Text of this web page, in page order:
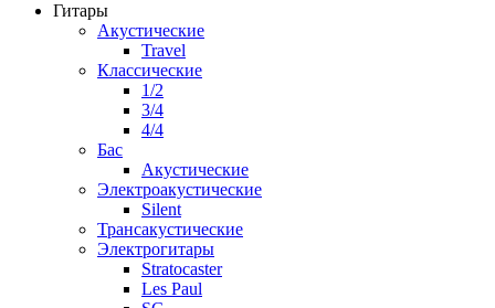
Гитары
Акустические
Travel
Классические
1/2
3/4
4/4
Бас
Акустические
Электроакустические
Silent
Трансакустические
Электрогитары
Stratocaster
Les Paul